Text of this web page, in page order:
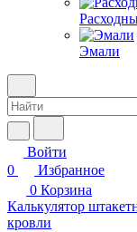
Эмали
Войти
0
Избранное
0 Корзина
Калькулятор
кровли